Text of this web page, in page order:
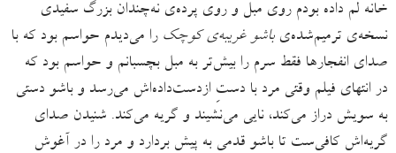
خانه لم داده بودم روی مبل و روی پرده‌ی نه‌چندان بزرگ سفیدی
نسخه‌ی ترمیم‌شده‌یباشو غریبه‌ی کوچک را می‌دیدم حواسم بود که با
صدای انفجارها فقط سرم را بیش‌تر به مبل بچسبانم و حواسم بود که
در انتهای فیلم وقتی مرد با دستِ ازدست‌داده‌اش می‌رسد و باشو دستی
به سویش دراز می‌کند، نایی می‌نشیند و گریه می‌کند. شنیدن صدای
گریه‌اش کافی‌ست تا باشو قدمی به پیش بردارد و مرد را در آغوش